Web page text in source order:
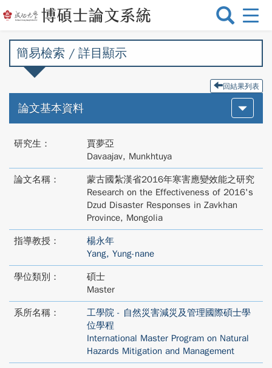
選
切
簡易檢索 / 詳目顯示
回結果列表
論文基本資料
研究生：
賈夢亞
Davaajav, Munkhtuya
論文名稱：
蒙古國紮漢省2016年寒害應變效能之研究
Research on the Effectiveness of 2016's
Dzud Disaster Responses in Zavkhan
Province, Mongolia
指導教授：
楊永年
Yang, Yung-nane
學位類別：
碩士
Master
系所名稱：
工學院 - 自然災害減災及管理國際碩士學
位學程
International Master Program on Natural
Hazards Mitigation and Management